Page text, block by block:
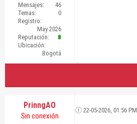
Mensajes:
46
Temas:
0
Registro:
May 2026
Reputación:
8
Ubicación:
Bogotá
PrinngAO
Sin conexión
22-05-2026, 01:56 PM